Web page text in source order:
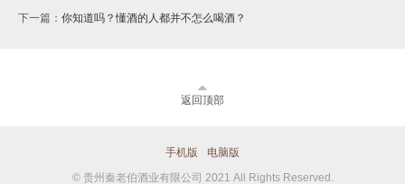
下一篇： 你知道吗？懂酒的人都并不怎么喝酒？
返回顶部
手机版
电脑版
© 贵州秦老伯酒业有限公司 2021 All Rights Reserved.